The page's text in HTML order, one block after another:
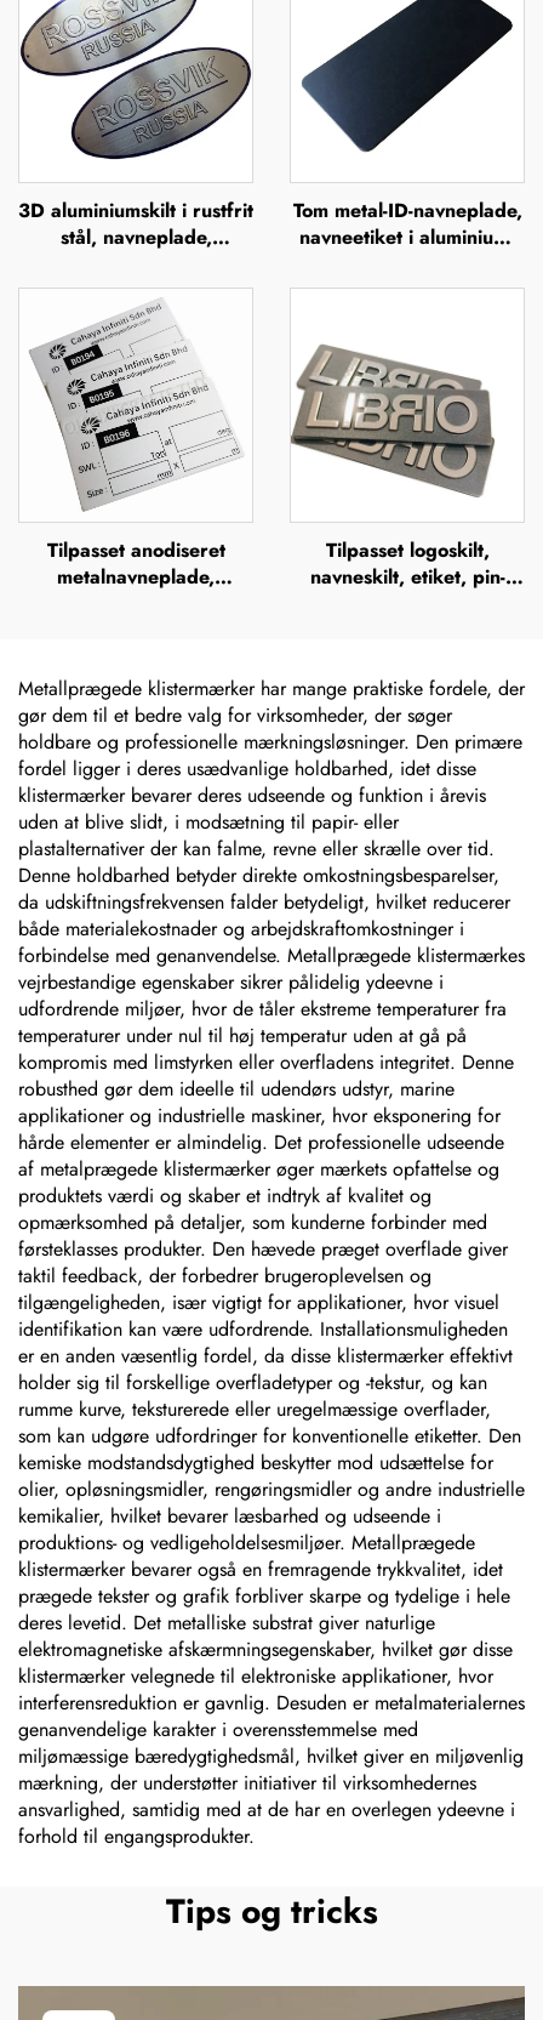
3D aluminiumskilt i rustfrit
stål, navneplade,
metallogo, navneplader
Tom metal-ID-navneplade,
navneetiket i aluminium,
navneplade i rustfrit stål,
Tilpasset anodiseret
metalnavneplade,
Tilpasset logoskilt,
navneskilt, etiket, pin-
metaloptik
Metallprægede klistermærker har mange praktiske fordele, der
gør dem til et bedre valg for virksomheder, der søger
holdbare og professionelle mærkningsløsninger. Den primære
fordel ligger i deres usædvanlige holdbarhed, idet disse
klistermærker bevarer deres udseende og funktion i årevis
uden at blive slidt, i modsætning til papir- eller
plastalternativer der kan falme, revne eller skrælle over tid.
Denne holdbarhed betyder direkte omkostningsbesparelser,
da udskiftningsfrekvensen falder betydeligt, hvilket reducerer
både materialekostnader og arbejdskraftomkostninger i
forbindelse med genanvendelse. Metallprægede klistermærkes
vejrbestandige egenskaber sikrer pålidelig ydeevne i
udfordrende miljøer, hvor de tåler ekstreme temperaturer fra
temperaturer under nul til høj temperatur uden at gå på
kompromis med limstyrken eller overfladens integritet. Denne
robusthed gør dem ideelle til udendørs udstyr, marine
applikationer og industrielle maskiner, hvor eksponering for
hårde elementer er almindelig. Det professionelle udseende
af metalprægede klistermærker øger mærkets opfattelse og
produktets værdi og skaber et indtryk af kvalitet og
opmærksomhed på detaljer, som kunderne forbinder med
førsteklasses produkter. Den hævede præget overflade giver
taktil feedback, der forbedrer brugeroplevelsen og
tilgængeligheden, især vigtigt for applikationer, hvor visuel
identifikation kan være udfordrende. Installationsmuligheden
er en anden væsentlig fordel, da disse klistermærker effektivt
holder sig til forskellige overfladetyper og -tekstur, og kan
rumme kurve, teksturerede eller uregelmæssige overflader,
som kan udgøre udfordringer for konventionelle etiketter. Den
kemiske modstandsdygtighed beskytter mod udsættelse for
olier, opløsningsmidler, rengøringsmidler og andre industrielle
kemikalier, hvilket bevarer læsbarhed og udseende i
produktions- og vedligeholdelsesmiljøer. Metallprægede
klistermærker bevarer også en fremragende trykkvalitet, idet
prægede tekster og grafik forbliver skarpe og tydelige i hele
deres levetid. Det metalliske substrat giver naturlige
elektromagnetiske afskærmningsegenskaber, hvilket gør disse
klistermærker velegnede til elektroniske applikationer, hvor
interferensreduktion er gavnlig. Desuden er metalmaterialernes
genanvendelige karakter i overensstemmelse med
miljømæssige bæredygtighedsmål, hvilket giver en miljøvenlig
mærkning, der understøtter initiativer til virksomhedernes
ansvarlighed, samtidig med at de har en overlegen ydeevne i
forhold til engangsprodukter.
Tips og tricks